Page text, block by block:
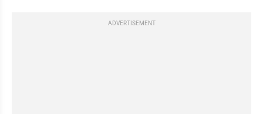
ADVERTISEMENT